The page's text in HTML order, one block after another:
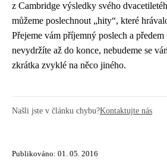
z Cambridge výsledky svého
můžeme poslechnout „hity“, které
Přejeme vám příjemný poslech a
nevydržíte až do konce, nebudeme se
zkrátka zvyklé na něco jiného.
Našli jste v článku chybu?Kontaktujte nás
Publikováno: 01. 05. 2016